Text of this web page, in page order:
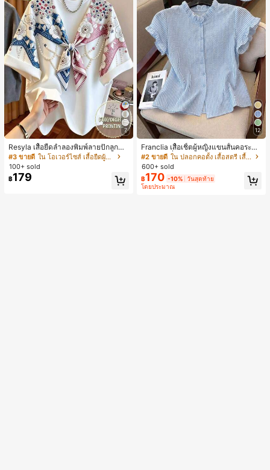
7
Resyla เสื้อยืดลำลองพิมพ์ลายปักลูกปัด
รูปโบว์ขนาดใหญ่สำหรับผู้หญิง
#3 ขายดี
ใน โอเวอร์ไซส์ เสื้อยืดผู้หญิง
100+ sold
฿179
12
Franclia เสื้อเชิ้ตผู้หญิงแขนสั้นคอระบา
ยกระดุมเดี่ยวลายทาง
#2 ขายดี
ใน ปลอกคอตั้ง เสื้อสตรี เสื้อเบลาส์ & Tee
600+ sold
฿170 -10% วันสุดท้าย
โดยประมาณ